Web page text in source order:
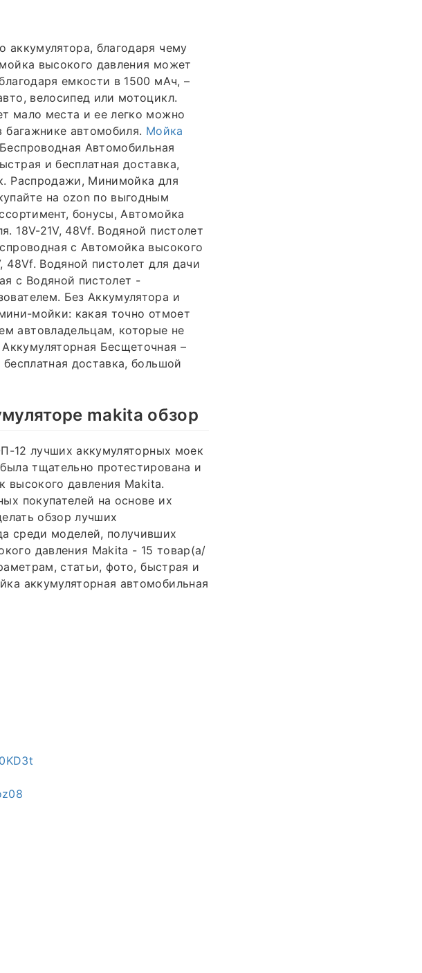
аккумулятора, благодаря чему
высокого давления может
емкости в 1500 мАч, –
велосипед или мотоцикл.
мало места и ее легко можно
автомобиля. Мойка
Беспроводная Автомобильная
и бесплатная доставка,
Распродажи, Минимойка для
на ozon по выгодным
бонусы, Автомойка
18V-21V, 48Vf. Водяной пистолет
с Автомойка высокого
48Vf. Водяной пистолет для дачи
с Водяной пистолет -
Без Аккумулятора и
мойки: какая точно отмоет
автовладельцам, которые не
Бесщеточная –
доставка, большой
makita обзор
12 лучших аккумуляторных моек
тщательно протестирована и
высокого давления Makita.
покупателей на основе их
обзор лучших
среди моделей, получивших
давления Makita - 15 товар(а/
статьи, фото, быстрая и
аккумуляторная автомобильная